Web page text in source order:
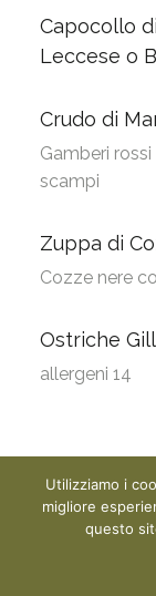
Capocollo
Leccese o
Crudo di
Gamberi
scampi
Zuppa di
Cozze nere
Ostriche
allergeni 14
Utilizziamo i
migliore
questo